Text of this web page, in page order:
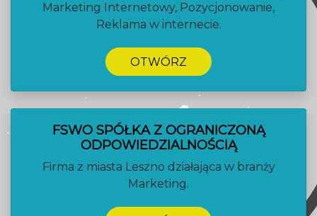
Marketing Internetowy, Pozycjonowanie,
Reklama w internecie.
OTWÓRZ
FSWO SPÓŁKA Z OGRANICZONĄ
ODPOWIEDZIALNOŚCIĄ
Firma z miasta Leszno działająca w branży
Marketing.